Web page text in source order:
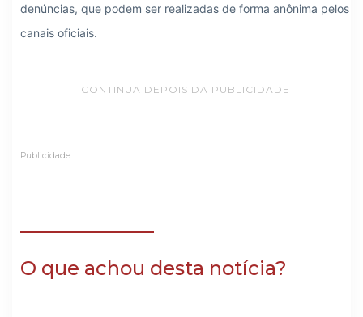
denúncias, que podem ser realizadas de forma anônima pelos
canais oficiais.
CONTINUA DEPOIS DA PUBLICIDADE
Publicidade
O que achou desta notícia?